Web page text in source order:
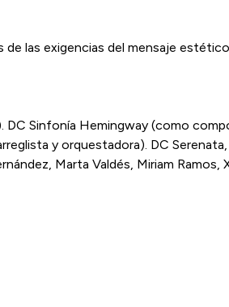
las exigencias del mensaje
Sinfonía Hemingway (como
y orquestadora). DC
Marta Valdés, Miriam Ramos,